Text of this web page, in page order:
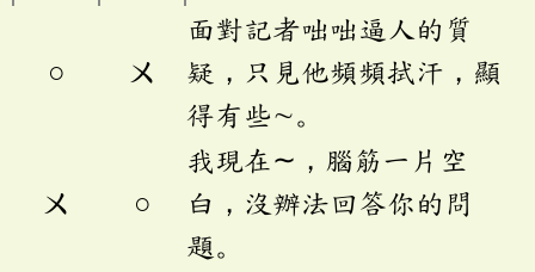
○ ㄨ
面對記者咄咄逼人的質
疑，只見他頻頻拭汗，顯
得有些∼。
ㄨ ○
我現在∼，腦筋一片空
白，沒辦法回答你的問
題。